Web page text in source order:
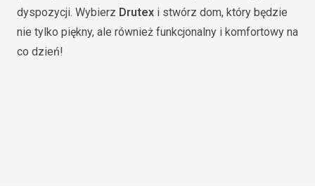
dyspozycji. Wybierz Drutex i stwórz dom, który będzie
nie tylko piękny, ale również funkcjonalny i komfortowy na
co dzień!